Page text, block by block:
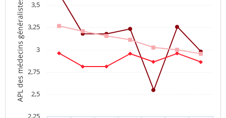
APL des médecins généralistes
2,25
2,5
2,75
3
3,25
3,5